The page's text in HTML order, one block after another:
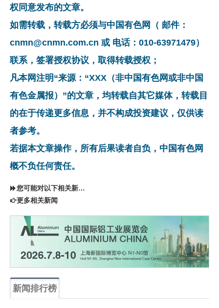
权同意发布的文章。
如需转载，转载方必须与中国有色网（ 邮件：
cnmn@cnmn.com.cn 或 电话：010-63971479）
联系，签署授权协议，取得转载授权；
凡本网注明“来源：“XXX（非中国有色网或非中国
有色金属报）”的文章，均转载自其它媒体，转载目
的在于传递更多信息，并不构成投资建议，仅供读
者参考。
若据本文章操作，所有后果读者自负，中国有色网
概不负任何责任。
您可能对以下相关新闻同样感兴趣
更多相关新闻
新闻排行榜